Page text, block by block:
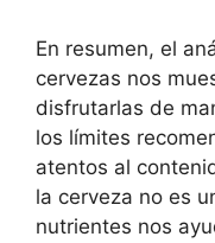
En resumen, el
cervezas nos
disfrutarlas de
los límites
atentos al
la cerveza no es
nutrientes nos